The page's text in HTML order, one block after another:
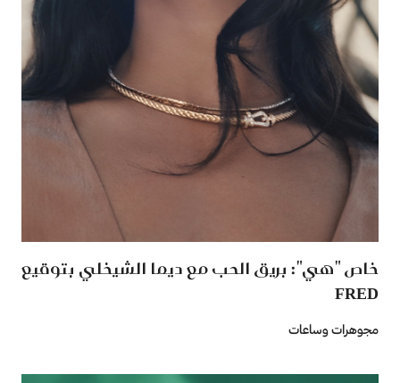
خاص "هي": بريق الحب مع ديما الشيخلي بتوقيع
FRED
مجوهرات وساعات